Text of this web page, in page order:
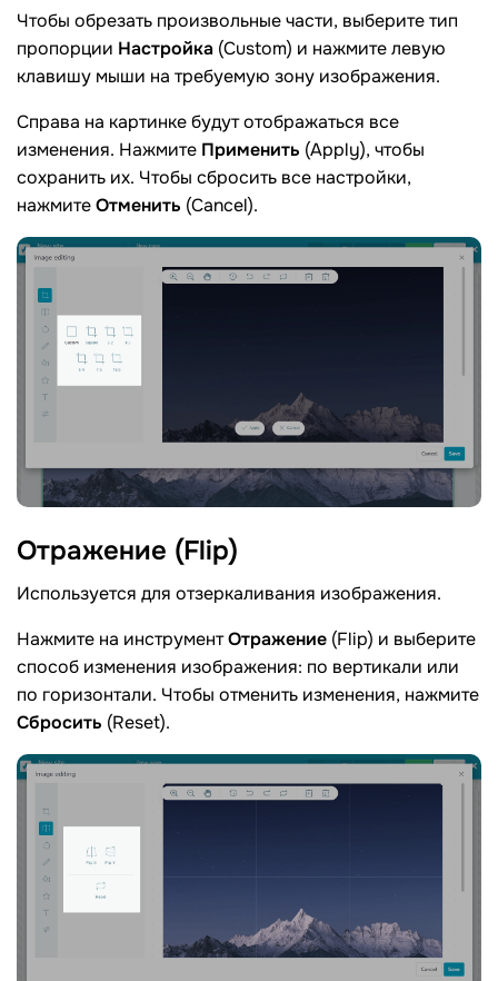
Чтобы обрезать произвольные части, выберите тип
пропорции Настройка (Custom) и нажмите левую
клавишу мыши на требуемую зону изображения.
Справа на картинке будут отображаться все
изменения. Нажмите Применить (Apply), чтобы
сохранить их. Чтобы сбросить все настройки,
нажмитеОтменить (Cancel).
Отражение (Flip)
Используется для отзеркаливания изображения.
Нажмите на инструментОтражение (Flip) и выберите
способ изменения изображения: по вертикали или
по горизонтали. Чтобы отменить изменения, нажмите
Сбросить (Reset).